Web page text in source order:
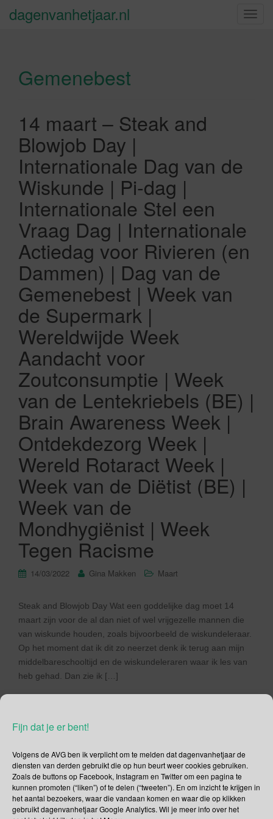
Fijn dat je er bent!
Volgens de AVG ben ik verplicht om te melden dat dagenvanhetjaar de
diensten van derden gebruikt die op hun beurt weer cookies gebruiken.
Zoals de buttons op Facebook, Instagram en Twitter om een pagina te
kunnen promoten (“liken”) of te delen (“tweeten”). En om inzicht te krijgen in
het aantal bezoekers, waar die vandaan komen en waar die op klikken
gebruikt dagenvanhetjaar Google Analytics. Wil je meer info over het
S
dagenvanhetjaar.nl
Gemenebest
14 maart – Steak and
Blowjob Day |
Internationale Dag van de
Wiskunde | Pi-dag |
Internationale Stel een
Vraag Dag | Internationale
Actiedag voor Rivieren (en
Dammen) | Dag van de
Gemenebest | Week van
de Supermark |
Wereldwijde Week
Aandacht voor
Zoutconsumptie | Week
van de Lentekriebels (BE) |
Brain Awareness Week |
Ontdekdezorg Week |
Wereld Rotaract Week |
Week van de Diëtist (BE) |
Week van de
Mondhygiënist | Week
Tegen Racisme
14/03/2022 Gina Makken Maart
Steak and Blowjob Day Wat een goddelijke dag moet 14
maart zijn voor de al dan niet of wel vrijgezelle mannen die
van wiskunde houden, zoals bijvoorbeeld de wiskundeleraar.
Op het moment dat ik dit zo neerzet denk ik terug aan mijn
middelbareschooltijd en de wiskundeleraren waar ik les van
heb gehad. Dan zie ik […]
26 december –
Herdenking Tsunami |